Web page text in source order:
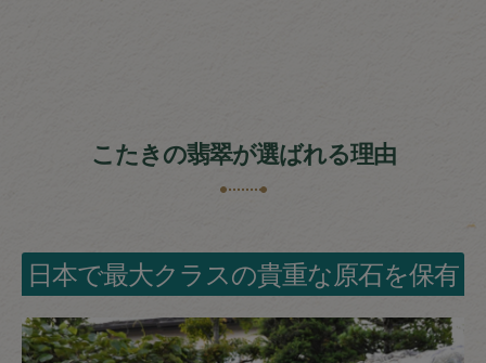
こたきの翡翠が選ばれる理由
日本で最大クラスの貴重な原石を保有